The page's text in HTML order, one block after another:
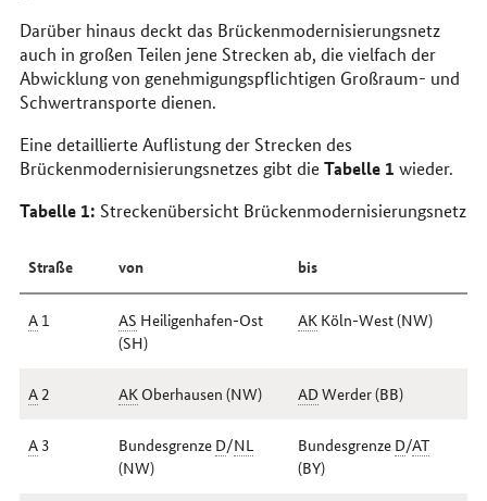
Darüber hinaus deckt das Brückenmodernisierungsnetz
auch in großen Teilen jene Strecken ab, die vielfach der
Abwicklung von genehmigungspflichtigen Großraum- und
Schwertransporte dienen.
Eine detaillierte Auflistung der Strecken des
Brückenmodernisierungsnetzes gibt die Tabelle 1 wieder.
Tabelle 1: Streckenübersicht Brückenmodernisierungsnetz
Straße von bis
A1 AS Heiligenhafen-Ost
(SH)
AKKöln-West (NW)
A2 AKOberhausen (NW) ADWerder (BB)
A3 Bundesgrenze D/NL
(NW)
Bundesgrenze D/AT
(BY)